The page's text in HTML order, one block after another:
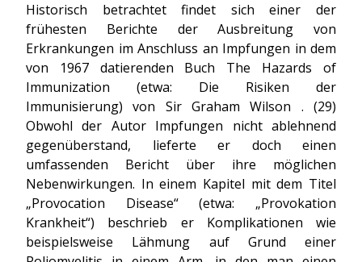
Historisch betrachtet findet sich einer der
frühesten Berichte der Ausbreitung von
Erkrankungen im Anschluss an Impfungen in dem
von 1967 datierenden Buch The Hazards of
Immunization (etwa: Die Risiken der
Immunisierung) von Sir Graham Wilson . (29)
Obwohl der Autor Impfungen nicht ablehnend
gegenüberstand, lieferte er doch einen
umfassenden Bericht über ihre möglichen
Nebenwirkungen. In einem Kapitel mit dem Titel
„Provocation Disease“ (etwa: „Provokation
Krankheit“) beschrieb er Komplikationen wie
beispielsweise Lähmung auf Grund einer